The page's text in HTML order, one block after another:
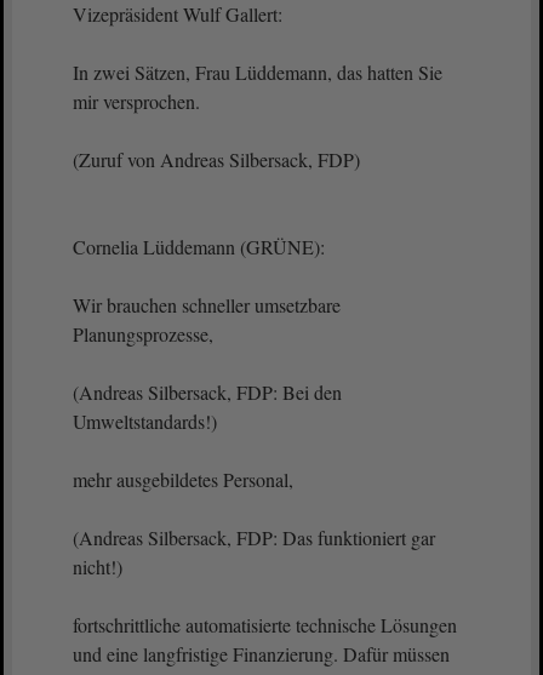
Vizepräsident Wulf Gallert:
In zwei Sätzen, Frau Lüddemann, das hatten Sie
mir versprochen.
(Zuruf von Andreas Silbersack, FDP)
Cornelia Lüddemann (GRÜNE):
Wir brauchen schneller umsetzbare
Planungsprozesse,
(Andreas Silbersack, FDP: Bei den
Umweltstandards!)
mehr ausgebildetes Personal,
(Andreas Silbersack, FDP: Das funktioniert gar
nicht!)
fortschrittliche automatisierte technische Lösungen
und eine langfristige Finanzierung. Dafür müssen